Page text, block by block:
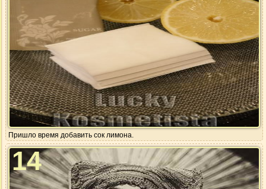
Пришло время добавить сок лимона.
14